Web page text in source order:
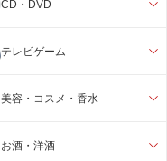
CD・DVD
テレビゲーム
美容・コスメ・香水
お酒・洋酒